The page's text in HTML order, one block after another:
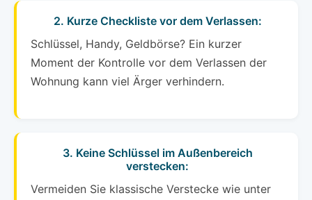
2. Kurze Checkliste vor dem Verlassen:
Schlüssel, Handy, Geldbörse? Ein kurzer
Moment der Kontrolle vor dem Verlassen der
Wohnung kann viel Ärger verhindern.
3. Keine Schlüssel im Außenbereich
verstecken:
Vermeiden Sie klassische Verstecke wie unter